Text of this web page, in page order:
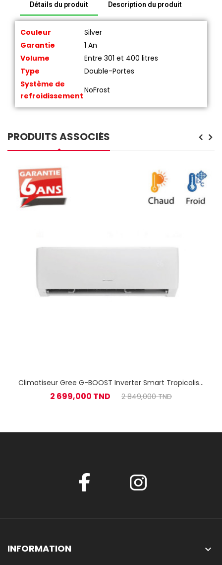
Détails du produit Description du produit
Couleur
Silver
Garantie
1 An
Volume
Entre 301 et 400 litres
Type
Double-Portes
Système de
refroidissement
NoFrost
PRODUITS ASSOCIÉS
Climatiseur Gree G-BOOST Inverter Smart Tropicalisé
18000 BTU Chaud Froid Blanc
2 699,000 TND 2 849,000 TND
INFORMATION 